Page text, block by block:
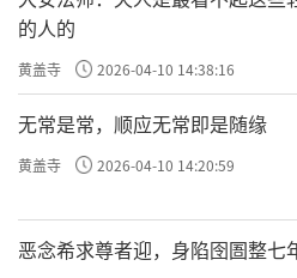
的人的
黄盖寺 2026-04-10 14:38:16
无常是常，顺应无常即是随缘
黄盖寺 2026-04-10 14:20:59
恶念希求尊者迎，身陷囹圄整七